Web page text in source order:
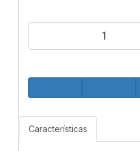
Características